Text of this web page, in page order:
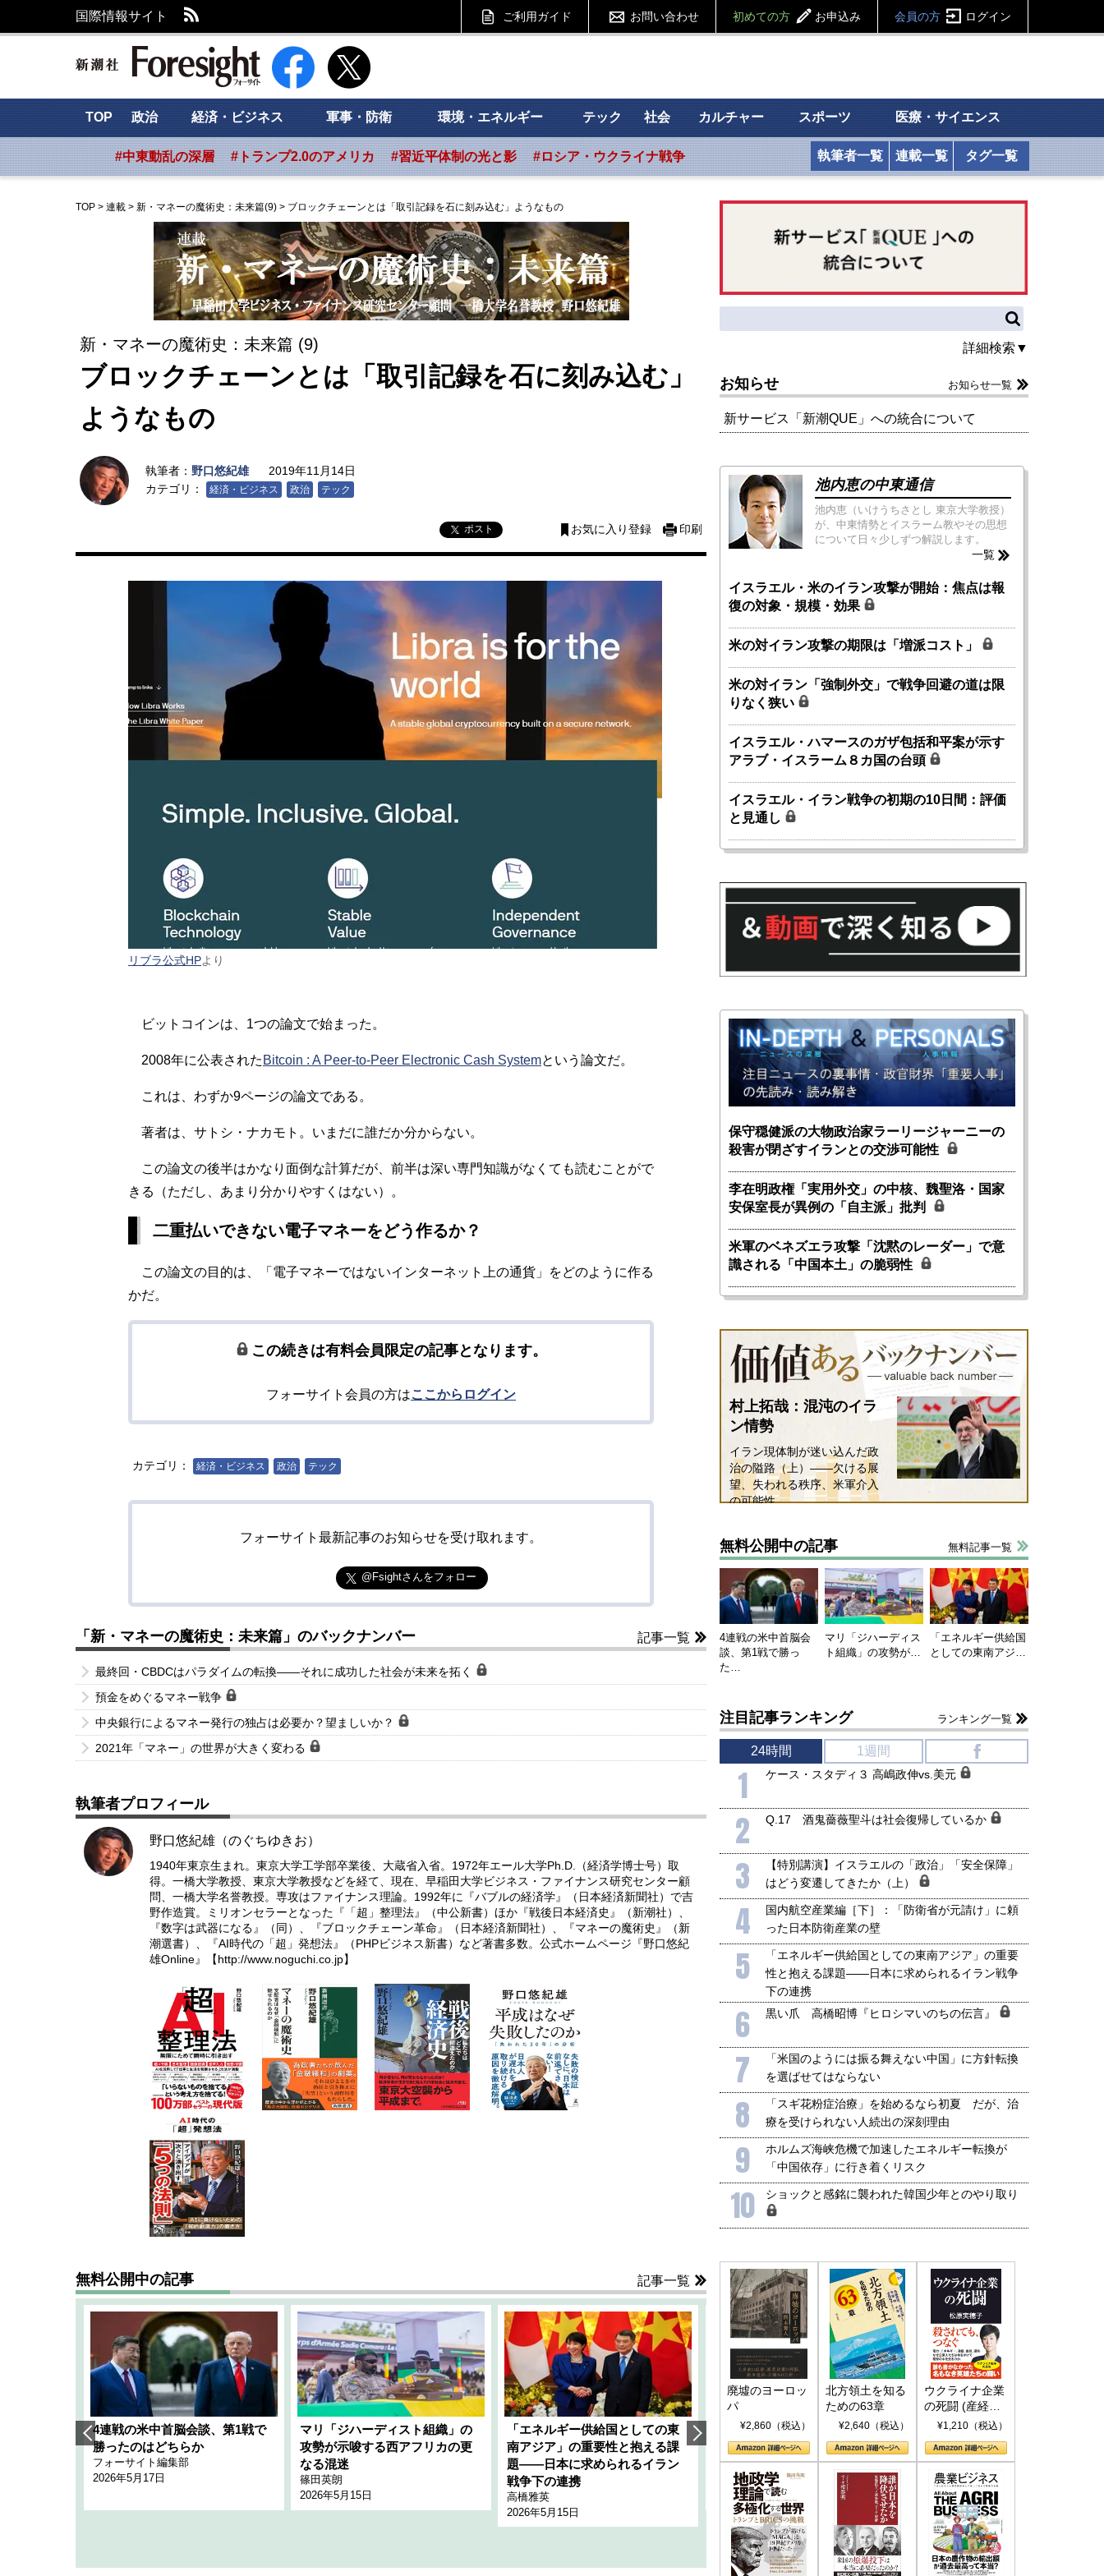
国際情報サイト ご利用ガイド お問い合わせ 初めての方 お申込み 会員の方 ログイン
新潮社 Foresight フォーサイト
TOP 政治 経済・ビジネス 軍事・防衛 環境・エネルギー テック 社会 カルチャー スポーツ 医療・サイエンス
#中東動乱の深層 #トランプ2.0のアメリカ #習近平体制の光と影 #ロシア・ウクライナ戦争 執筆者一覧 連載一覧 タグ一覧
TOP > 連載 > 新・マネーの魔術史：未来篇(9) > ブロックチェーンとは「取引記録を石に刻み込む」ようなもの
新・マネーの魔術史：未来篇 (9)
ブロックチェーンとは「取引記録を石に刻み込む」
ようなもの
執筆者： 野口悠紀雄
2019年11月14日
カテゴリ：
経済・ビジネス 政治 テック
ポスト お気に入り登録 印刷
リブラ公式HPより
ビットコインは、1つの論文で始まった。
2008年に公表された Bitcoin : A Peer-to-Peer Electronic Cash Systemという論文だ。
これは、わずか9ページの論文である。
著者は、サトシ・ナカモト。いまだに誰だか分からない。
この論文の後半はかなり面倒な計算だが、前半は深い専門知識がなくても読むことがで
きる（ただし、あまり分かりやすくはない）。
二重払いできない電子マネーをどう作るか？
この論文の目的は、「電子マネーではないインターネット上の通貨」をどのように作る
かだ。
この続きは有料会員限定の記事となります。
フォーサイト会員の方はここからログイン
カテゴリ： 経済・ビジネス 政治 テック
フォーサイト最新記事のお知らせを受け取れます。
@Fsightさんをフォロー
「新・マネーの魔術史：未来篇」のバックナンバー 記事一覧
最終回・CBDCはパラダイムの転換――それに成功した社会が未来を拓く
預金をめぐるマネー戦争
中央銀行によるマネー発行の独占は必要か？望ましいか？
2021年「マネー」の世界が大きく変わる
執筆者プロフィール
野口悠紀雄（のぐちゆきお）
1940年東京生まれ。東京大学工学部卒業後、大蔵省入省。1972年エール大学Ph.D.（経済学博士号）取
得。一橋大学教授、東京大学教授などを経て、現在、早稲田大学ビジネス・ファイナンス研究センター顧
問、一橋大学名誉教授。専攻はファイナンス理論。1992年に『バブルの経済学』（日本経済新聞社）で吉
野作造賞。ミリオンセラーとなった『「超」整理法』（中公新書）ほか『戦後日本経済史』（新潮社）、
『数字は武器になる』（同）、『ブロックチェーン革命』（日本経済新聞社）、『マネーの魔術史』（新
潮選書）、『AI時代の「超」発想法』（PHPビジネス新書）など著書多数。公式ホームページ『野口悠紀
雄Online』【http://www.noguchi.co.jp】
無料公開中の記事 記事一覧
4連戦の米中首脳会談、第1戦で
勝ったのはどちらか
フォーサイト編集部
2026年5月17日
マリ「ジハーディスト組織」の
攻勢が示唆する西アフリカの更
なる混迷
篠田英朗
2026年5月15日
「エネルギー供給国としての東
南アジア」の重要性と抱える課
題――日本に求められるイラン
戦争下の連携
高橋雅英
2026年5月15日
韓国にも理解してほしい「極東
1905年体制」における日米韓安
全保障協力の意味
千々和泰明
2026年5月15日
ホルムズ海峡危機で加速したエ
ネルギー転換が「中国依存」に
行き着くリスク
小山堅
2026年5月14日
詳細検索▼
お知らせ お知らせ一覧
新サービス「新潮QUE」への統合について
池内恵の中東通信
池内恵（いけうちさとし 東京大学教授）
が、中東情勢とイスラーム教やその思想
について日々少しずつ解説します。
一覧
イスラエル・米のイラン攻撃が開始：焦点は報
復の対象・規模・効果
米の対イラン攻撃の期限は「増派コスト」
米の対イラン「強制外交」で戦争回避の道は限
りなく狭い
イスラエル・ハマースのガザ包括和平案が示す
アラブ・イスラーム８カ国の台頭
イスラエル・イラン戦争の初期の10日間：評価
と見通し
保守穏健派の大物政治家ラーリージャーニーの
殺害が閉ざすイランとの交渉可能性
李在明政権「実用外交」の中核、魏聖洛・国家
安保室長が異例の「自主派」批判
米軍のベネズエラ攻撃「沈黙のレーダー」で意
識される「中国本土」の脆弱性
村上拓哉：混沌のイラ
ン情勢
イラン現体制が迷い込んだ政
治の隘路（上）――欠ける展
望、失われる秩序、米軍介入
の可能性
無料公開中の記事 無料記事一覧
4連戦の米中首脳会
談、第1戦で勝っ
た…
マリ「ジハーディス
ト組織」の攻勢が…
「エネルギー供給国
としての東南アジ…
注目記事ランキング ランキング一覧
24時間 1週間
1 ケース・スタディ３ 高嶋政伸vs.美元
2 Q.17 酒鬼薔薇聖斗は社会復帰しているか
3
【特別講演】イスラエルの「政治」「安全保障」
はどう変遷してきたか（上）
4
国内航空産業編［下］：「防衛省が元請け」に頼
った日本防衛産業の壁
5
「エネルギー供給国としての東南アジア」の重要
性と抱える課題――日本に求められるイラン戦争
下の連携
6 黒い爪 高橋昭博『ヒロシマいのちの伝言』
7
「米国のようには振る舞えない中国」に方針転換
を選ばせてはならない
8
「スギ花粉症治療」を始めるなら初夏 だが、治
療を受けられない人続出の深刻理由
9
ホルムズ海峡危機で加速したエネルギー転換が
「中国依存」に行き着くリスク
10 ショックと感銘に襲われた韓国少年とのやり取り
廃墟のヨーロッ
パ
¥2,860（税込）
北方領土を知る
ための63章
¥2,640（税込）
ウクライナ企業
の死闘 (産経セ
レクト S 039)
¥1,210（税込）